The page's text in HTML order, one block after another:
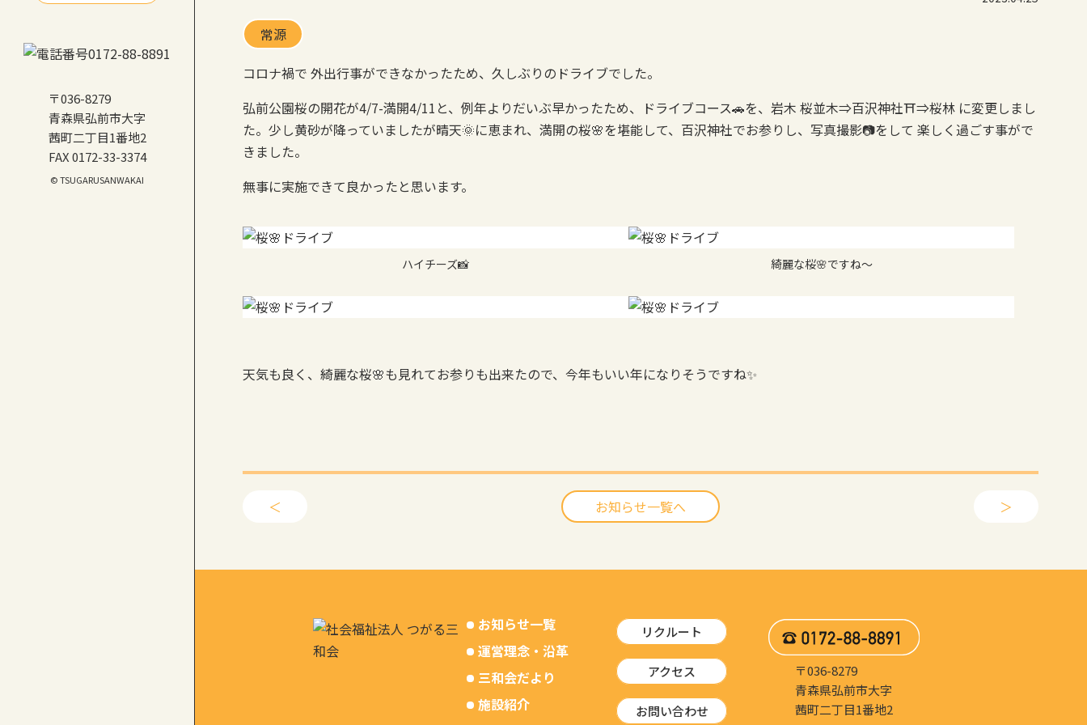
〒036-8279
青森県弘前市大字
茜町二丁目1番地2
FAX 0172-33-3374
© TSUGARUSANWAKAI
常源
コロナ禍で 外出行事ができなかったため、久しぶりのドライブでした。
弘前公園桜の開花が4/7-満開4/11と、例年よりだいぶ早かったため、ドライブコース🚗を、岩木 桜並木⇒百沢神社⛩⇒桜林 に変更しまし
た。少し黄砂が降っていましたが晴天🌞に恵まれ、満開の桜🌸を堪能して、百沢神社でお参りし、写真撮影📷をして 楽しく過ごす事がで
きました。
無事に実施できて良かったと思います。
ハイチーズ📸 綺麗な桜🌸ですね～
天気も良く、綺麗な桜🌸も見れてお参りも出来たので、今年もいい年になりそうですね✨
＜ お知らせ一覧へ ＞
お知らせ一覧
運営理念・沿革
三和会だより
施設紹介
リクルート
アクセス
お問い合わせ
〒036-8279
青森県弘前市大字
茜町二丁目1番地2